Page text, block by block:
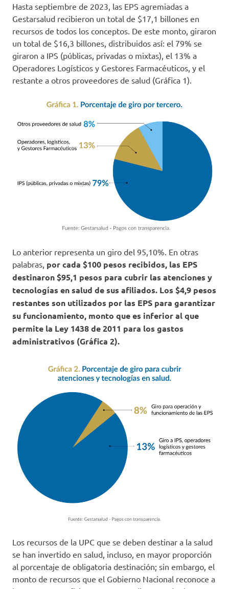
Hasta septiembre de 2023, las EPS agremiadas a
Gestarsalud recibieron un total de $17,1 billones en
recursos de todos los conceptos. De este monto, giraron
un total de $16,3 billones, distribuidos así: el 79% se
giraron a IPS (públicas, privadas o mixtas), el 13% a
Operadores Logísticos y Gestores Farmacéuticos, y el
restante a otros proveedores de salud (Gráfica 1).
Lo anterior representa un giro del 95,10%. En otras
palabras, por cada $100 pesos recibidos, las EPS
destinaron $95,1 pesos para cubrir las atenciones y
tecnologías en salud de sus afiliados. Los $4,9 pesos
restantes son utilizados por las EPS para garantizar
su funcionamiento, monto que es inferior al que
permite la Ley 1438 de 2011 para los gastos
administrativos (Gráfica 2).
Los recursos de la UPC que se deben destinar a la salud
se han invertido en salud, incluso, en mayor proporción
al porcentaje de obligatoria destinación; sin embargo, el
monto de recursos que el Gobierno Nacional reconoce a